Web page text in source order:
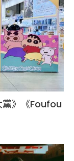
黨》《Foufou